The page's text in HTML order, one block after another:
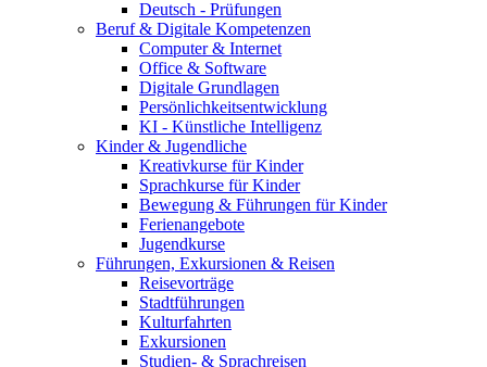
Deutsch - Prüfungen
Beruf & Digitale Kompetenzen
Computer & Internet
Office & Software
Digitale Grundlagen
Persönlichkeitsentwicklung
KI - Künstliche Intelligenz
Kinder & Jugendliche
Kreativkurse für Kinder
Sprachkurse für Kinder
Bewegung & Führungen für Kinder
Ferienangebote
Jugendkurse
Führungen, Exkursionen & Reisen
Reisevorträge
Stadtführungen
Kulturfahrten
Exkursionen
Studien- & Sprachreisen